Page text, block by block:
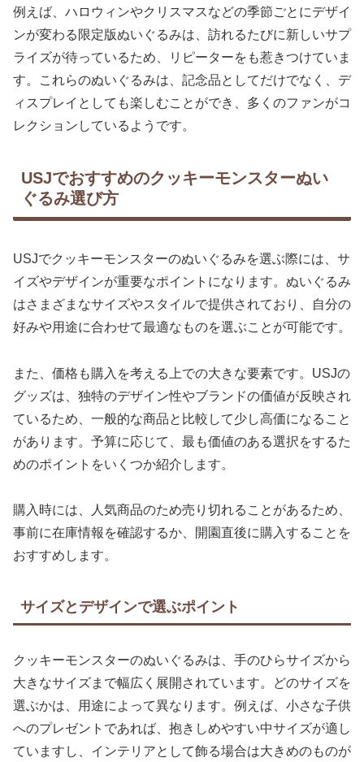
例えば、ハロウィンやクリスマスなどの季節ごとにデザイ
ンが変わる限定版ぬいぐるみは、訪れるたびに新しいサプ
ライズが待っているため、リピーターをも惹きつけていま
す。これらのぬいぐるみは、記念品としてだけでなく、デ
ィスプレイとしても楽しむことができ、多くのファンがコ
レクションしているようです。
USJでおすすめのクッキーモンスターぬい
ぐるみ選び方
USJでクッキーモンスターのぬいぐるみを選ぶ際には、サ
イズやデザインが重要なポイントになります。ぬいぐるみ
はさまざまなサイズやスタイルで提供されており、自分の
好みや用途に合わせて最適なものを選ぶことが可能です。
また、価格も購入を考える上での大きな要素です。USJの
グッズは、独特のデザイン性やブランドの価値が反映され
ているため、一般的な商品と比較して少し高価になること
があります。予算に応じて、最も価値のある選択をするた
めのポイントをいくつか紹介します。
購入時には、人気商品のため売り切れることがあるため、
事前に在庫情報を確認するか、開園直後に購入することを
おすすめします。
サイズとデザインで選ぶポイント
クッキーモンスターのぬいぐるみは、手のひらサイズから
大きなサイズまで幅広く展開されています。どのサイズを
選ぶかは、用途によって異なります。例えば、小さな子供
へのプレゼントであれば、抱きしめやすい中サイズが適し
ていますし、インテリアとして飾る場合は大きめのものが